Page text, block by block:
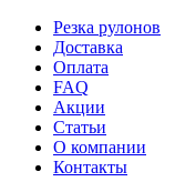
Резка рулонов
Доставка
Оплата
FAQ
Акции
Статьи
О компании
Контакты